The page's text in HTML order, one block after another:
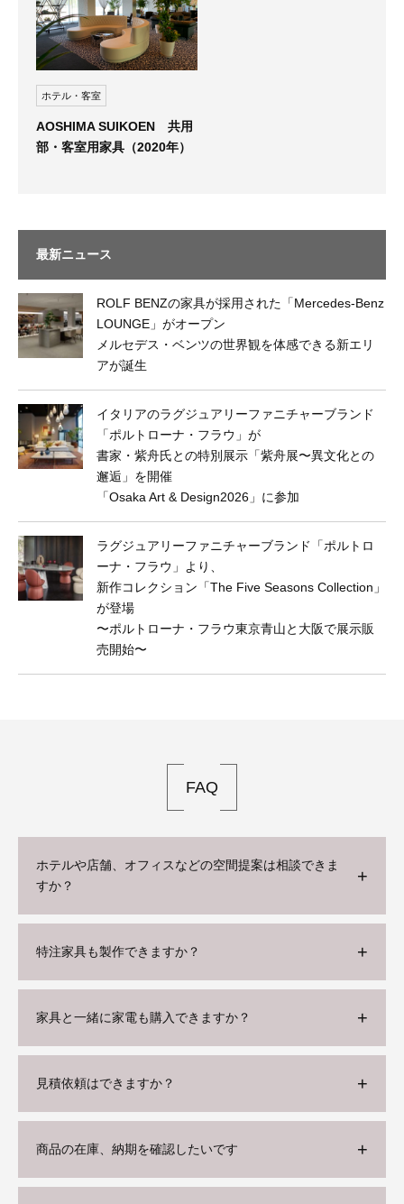
ホテル・客室
AOSHIMA SUIKOEN 共用
部・客室用家具（2020年）
最新ニュース
ROLF BENZの家具が採用された「Mercedes-Benz
LOUNGE」がオープン
メルセデス・ベンツの世界観を体感できる新エリ
アが誕生
イタリアのラグジュアリーファニチャーブランド
「ポルトローナ・フラウ」が
書家・紫舟氏との特別展示「紫舟展〜異文化との
邂逅」を開催
「Osaka Art & Design2026」に参加
ラグジュアリーファニチャーブランド「ポルトロ
ーナ・フラウ」より、
新作コレクション「The Five Seasons Collection」
が登場
〜ポルトローナ・フラウ東京⻘山と大阪で展示販
売開始〜
FAQ
ホテルや店舗、オフィスなどの空間提案は相談できま
すか？
特注家具も製作できますか？
家具と一緒に家電も購入できますか？
見積依頼はできますか？
商品の在庫、納期を確認したいです